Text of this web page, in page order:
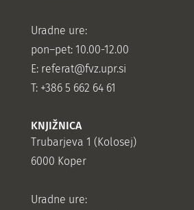
Uradne ure:
pon–pet: 10.00-12.00
E: referat@fvz.upr.si
T: +386 5 662 64 61
KNJIŽNICA
Trubarjeva 1 (Kolosej)
6000 Koper
Uradne ure: